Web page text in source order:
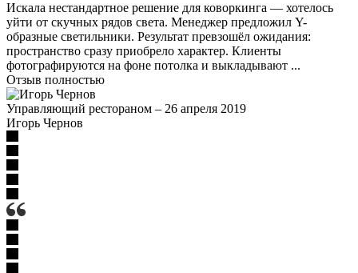
Искала нестандартное решение для коворкинга — хотелось
уйти от скучных рядов света. Менеджер предложил Y-
образные светильники. Результат превзошёл ожидания:
пространство сразу приобрело характер. Клиенты
фотографируются на фоне потолка и выкладывают ...
Отзыв полностью
Управляющий рестораном – 26 апреля 2019
Игорь Чернов